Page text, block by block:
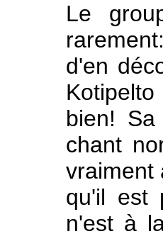
Le
d'en
bien!
chant
vraiment
qu'il est
n'est à